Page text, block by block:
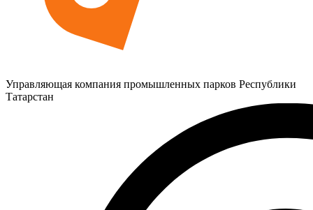
Управляющая компания промышленных парков Республики
Татарстан